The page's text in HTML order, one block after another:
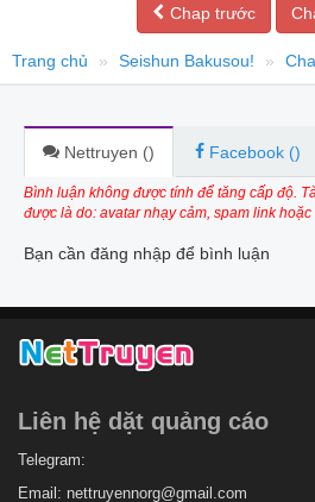
Chap trước
Trang chủ Seishun Bakusou!
Nettruyen () Facebook ()
Bình luận không được tính để tăng cấp độ.
được là do: avatar nhạy cảm, spam link
Bạn cần đăng nhập để bình luận
Liên hệ dặt quảng cáo
Telegram:
Email: nettruyennorg@gmail.com